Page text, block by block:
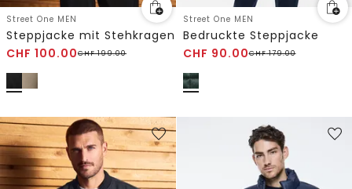
Street One MEN
Steppjacke mit Stehkragen
CHF 100.00CHF199.00
Street One MEN
Bedruckte Steppjacke
CHF 90.00CHF179.00